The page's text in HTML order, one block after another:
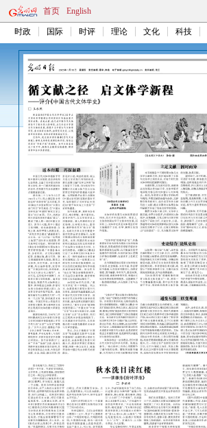
首页 English
时政 国际 时评 理论 文化 科技